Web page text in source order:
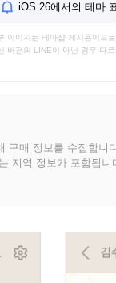
iOS 26에서의 테마
이미지는 테마샵 게시용이므
버전의 LINE이 아닌 경우 다
구매 정보를 수집합니
지역 정보가 포함됩